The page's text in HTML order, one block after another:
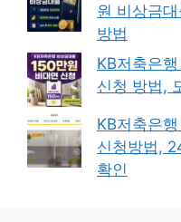
원 비상금
방법
KB저축은
신청 방법,
KB저축은
신청방법,
확인